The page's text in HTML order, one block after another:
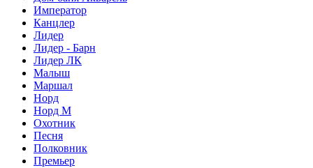
Император
Канцлер
Лидер
Лидер - Барн
Лидер ЛК
Малыш
Маршал
Норд
Норд М
Охотник
Песня
Полковник
Премьер